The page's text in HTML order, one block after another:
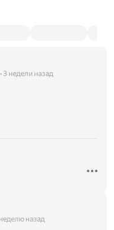
3 недели назад
назад